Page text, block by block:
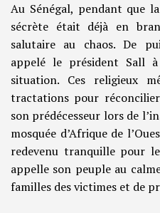
Au Sénégal, pendant que
sécrète était déjà en
salutaire au chaos. De
appelé le président Sall
situation. Ces religieux
tractations pour
son prédécesseur lors de
mosquée d’Afrique de
redevenu tranquille pour
appelle son peuple au
familles des victimes et de